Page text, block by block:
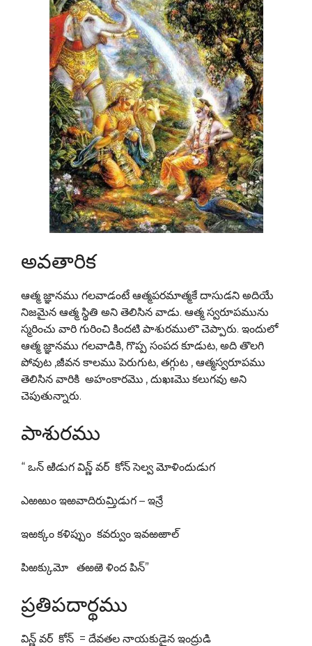
అవతారిక
ఆత్మ జ్ఞానము గలవాడంటే ఆత్మపరమాత్మకే దాసుడని అదియే
నిజమైన ఆత్మ స్థితి అని తెలిసిన వాడు. ఆత్మ స్వరూపమును
స్మరించు వారి గురించి కిందటి పాశురములొ చెప్పారు. ఇందులో
ఆత్మ జ్ఞానము గలవాడికి, గొప్ప సంపద కూడుట, అది తొలగి
పోవుట ,జీవన కాలము పెరుగుట, తగ్గుట , ఆత్మస్వరూపము
తెలిసిన వారికి అహంకారమొ , దుఖఃమొ కలుగవు అని
చెపుతున్నారు.
పాశురము
“ ఒన్ ఱిడుగ విన్ణ్ వర్ కోన్ సెల్వ మోళిందుడుగ
ఎఱఱుం ఇఱవాదిరుమ్తిడుగ – ఇన్రే
ఇఱక్కం కళిప్పుం కవర్వుం ఇవఱఱాల్
పిఱక్కుమో తఱఱె ళింద పిన్”
ప్రతిపదార్థము
విన్ణ్ వర్ కోన్ = దేవతల నాయకుడైన ఇంద్రుడి